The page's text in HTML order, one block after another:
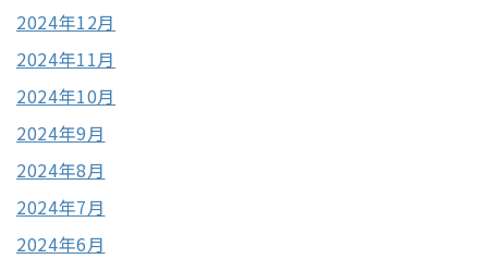
2024年12月
2024年11月
2024年10月
2024年9月
2024年8月
2024年7月
2024年6月